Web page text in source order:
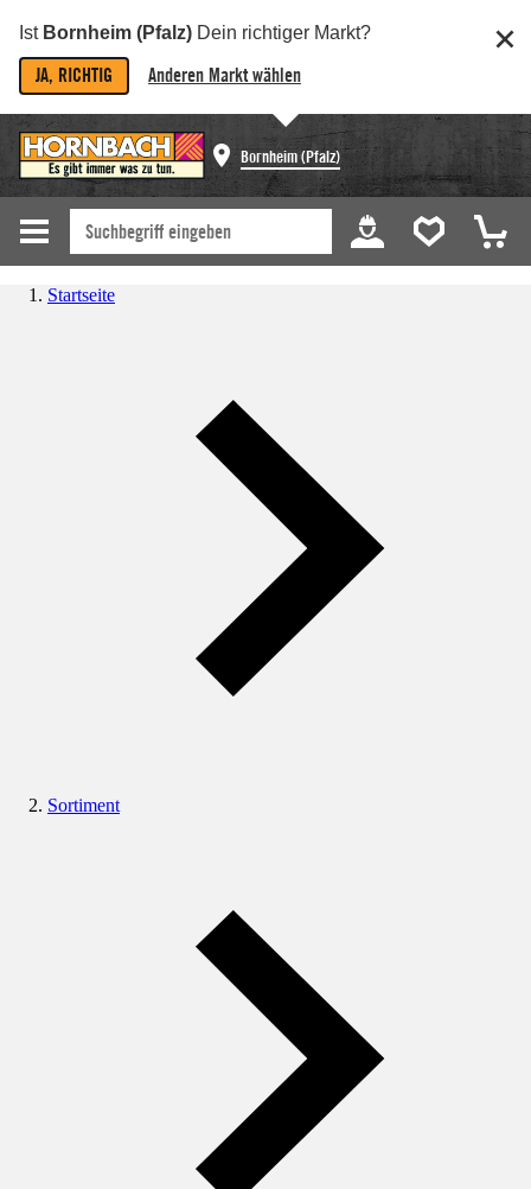
Ist Bornheim (Pfalz) Dein richtiger Markt?
JA, RICHTIG Anderen Markt wählen
Bornheim (Pfalz)
Startseite
Sortiment